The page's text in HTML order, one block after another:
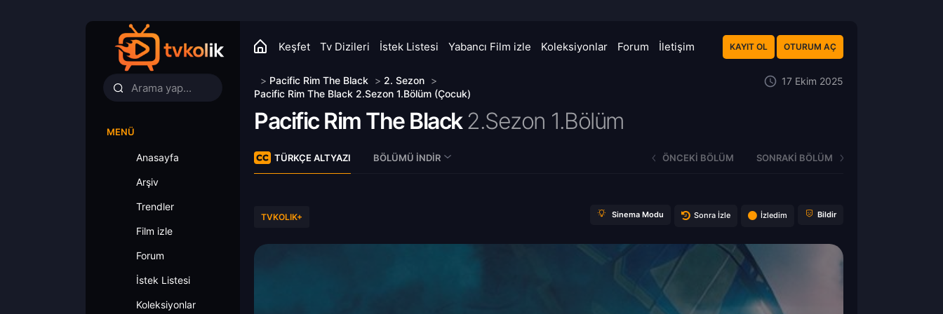
Keşfet Tv Dizileri İstek Listesi Yabancı Film izle Koleksiyonlar Forum İletişim KAYIT OL OTURUM AÇ
MENÜ
Anasayfa
Arşiv
Trendler
Film izle
Forum
İstek Listesi
Koleksiyonlar
> Pacific Rim The Black > 2. Sezon >
Pacific Rim The Black 2.Sezon 1.Bölüm (Çocuk)
17 Ekim 2025
Pacific Rim The Black 2.Sezon 1.Bölüm
TÜRKÇE ALTYAZI BÖLÜMÜ İNDIR ÖNCEKI BÖLÜM SONRAKI BÖLÜM
TVKOLIK+ Sinema Modu Sonra İzle İzledim Bildir